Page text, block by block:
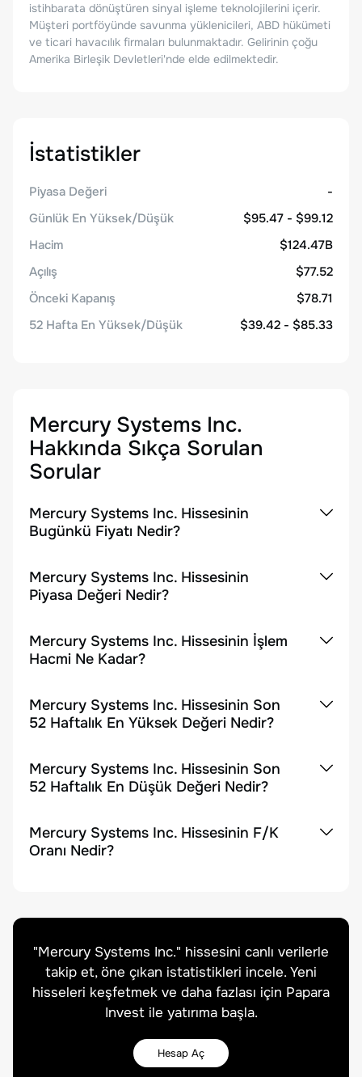
istihbarata dönüştüren sinyal işleme teknolojilerini içerir.
Müşteri portföyünde savunma yüklenicileri, ABD hükümeti
ve ticari havacılık firmaları bulunmaktadır. Gelirinin çoğu
Amerika Birleşik Devletleri'nde elde edilmektedir.
İstatistikler
Piyasa Değeri
-
Günlük En Yüksek/Düşük
$95.47 - $99.12
Hacim
$124.47B
Açılış
$77.52
Önceki Kapanış
$78.71
52 Hafta En Yüksek/Düşük
$39.42 - $85.33
Mercury Systems Inc.
Hakkında Sıkça Sorulan
Sorular
Mercury Systems Inc. Hissesinin
Bugünkü Fiyatı Nedir?
Mercury Systems Inc. Hissesinin
Piyasa Değeri Nedir?
Mercury Systems Inc. Hissesinin İşlem
Hacmi Ne Kadar?
Mercury Systems Inc. Hissesinin Son
52 Haftalık En Yüksek Değeri Nedir?
Mercury Systems Inc. Hissesinin Son
52 Haftalık En Düşük Değeri Nedir?
Mercury Systems Inc. Hissesinin F/K
Oranı Nedir?
"Mercury Systems Inc." hissesini canlı verilerle
takip et, öne çıkan istatistikleri incele. Yeni
hisseleri keşfetmek ve daha fazlası için Papara
Invest ile yatırıma başla.
Hesap Aç